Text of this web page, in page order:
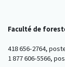
Faculté de
418 656-2764,
1 877 606-5566,